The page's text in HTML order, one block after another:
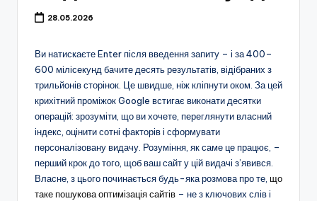
28.05.2026
Ви натискаєте Enter після введення запиту – і за 400–
600 мілісекунд бачите десять результатів, відібраних з
трильйонів сторінок. Це швидше, ніж кліпнути оком. За цей
крихітний проміжок Google встигає виконати десятки
операцій: зрозуміти, що ви хочете, переглянути власний
індекс, оцінити сотні факторів і сформувати
персоналізовану видачу. Розуміння, як саме це працює, –
перший крок до того, щоб ваш сайт у цій видачі з’явився.
Власне, з цього починається будь-яка розмова про те, що
таке пошукова оптимізація сайтів – не з ключових слів і